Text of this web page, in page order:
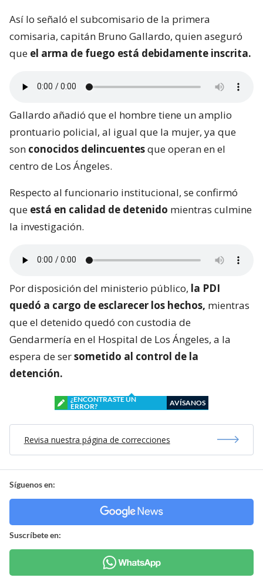
Así lo señaló el subcomisario de la primera
comisaria, capitán Bruno Gallardo, quien aseguró
que el arma de fuego está debidamente inscrita.
Gallardo añadió que el hombre tiene un amplio
prontuario policial, al igual que la mujer, ya que
son conocidos delincuentesque operan en el
centro de Los Ángeles.
Respecto al funcionario institucional, se confirmó
que está en calidad de detenido mientras culmine
la investigación.
Por disposición del ministerio público, la PDI
quedó a cargo de esclarecer los hechos, mientras
que el detenido quedó con custodia de
Gendarmería en el Hospital de Los Ángeles, a la
espera de sersometido al control de la
detención.
¿ENCONTRASTE UN
ERROR?
AVÍSANOS
Revisa nuestra página de correcciones
Síguenos en:
Suscríbete en: